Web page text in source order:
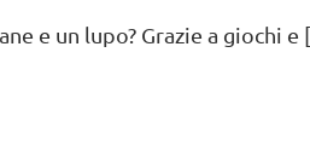
e un lupo? Grazie a giochi e